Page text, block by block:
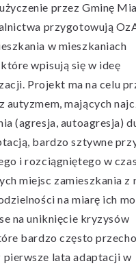
przez Gminę
przygotowują
w mieszkaniach
wpisują się w ideę
Projekt ma na celu
autyzmem, mających
(agresja, autoagresja)
bardzo sztywne
i rozciągniętego w
miejsc zamieszkania z
na miarę ich
na uniknięcie kryzysów
bardzo często
pierwsze lata adaptacji w